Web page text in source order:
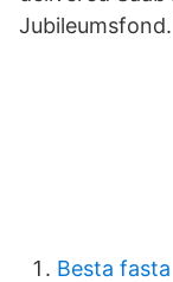
Besta fasta